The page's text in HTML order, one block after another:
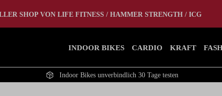
SHOP VON LIFE FITNESS / HAMMER STRENGTH / ICG
INDOOR BIKES CARDIO KRAFT
Indoor Bikes unverbindlich 30 Tage testen